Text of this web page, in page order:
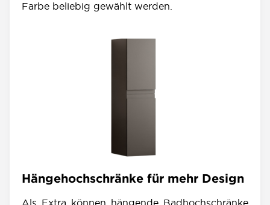
Farbe beliebig gewählt werden.
Hängehochschränke für mehr Design
Als Extra können hängende Badhochschränke